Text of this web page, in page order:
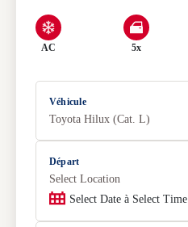
AC 5x
Véhicule
Toyota Hilux (Cat. L)
Départ
Select Location
Select Date à Select Time